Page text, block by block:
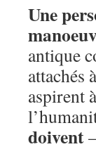
Une
antique
attachés
aspirent
doivent